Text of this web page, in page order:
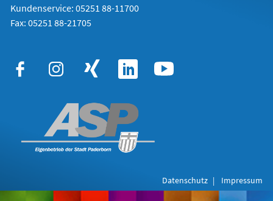
Kundenservice: 05251 88-11700
Fax: 05251 88-21705
Datenschutz Impressum